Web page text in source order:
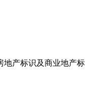
地产标识及商业地产标